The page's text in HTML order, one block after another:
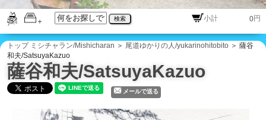
検索 円
トップ ミシチャラン/Mishicharan ＞ 尾道ゆかりの人/yukarinohitobito ＞ 薩谷
和夫/SatsuyaKazuo
薩谷和夫/SatsuyaKazuo
メールで送る